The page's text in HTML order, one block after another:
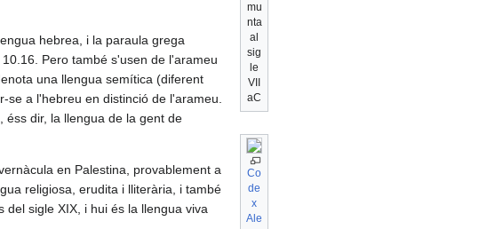
mu
nta
al
sig
le
VII
aC
Co
de
x
Ale
hebrea, i la paraula grega
10.16. Pero també s'usen de l'arameu
una llengua semítica (diferent
a l'hebreu en distinció de l'arameu.
éss dir, la llengua de la gent de
en Palestina, provablement a
religiosa, erudita i lliterària, i també
sigle XIX, i hui és la llengua viva